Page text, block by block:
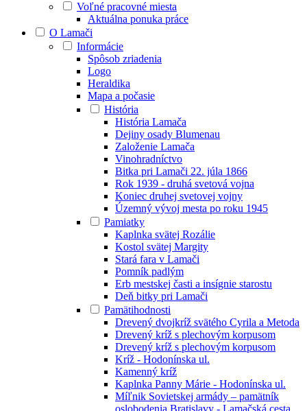
Voľné pracovné miesta
Aktuálna ponuka práce
O Lamači
Informácie
Spôsob zriadenia
Logo
Heraldika
Mapa a počasie
História
História Lamača
Dejiny osady Blumenau
Založenie Lamača
Vinohradníctvo
Bitka pri Lamači 22. júla 1866
Rok 1939 - druhá svetová vojna
Koniec druhej svetovej vojny
Územný vývoj mesta po roku 1945
Pamiatky
Kaplnka svätej Rozálie
Kostol svätej Margity
Stará fara v Lamači
Pomník padlým
Erb mestskej časti a insígnie starostu
Deň bitky pri Lamači
Pamätihodnosti
Drevený dvojkríž svätého Cyrila a Metoda
Drevený kríž s plechovým korpusom
Drevený kríž s plechovým korpusom
Kríž - Hodonínska ul.
Kamenný kríž
Kaplnka Panny Márie - Hodonínska ul.
Míľnik Sovietskej armády – pamätník